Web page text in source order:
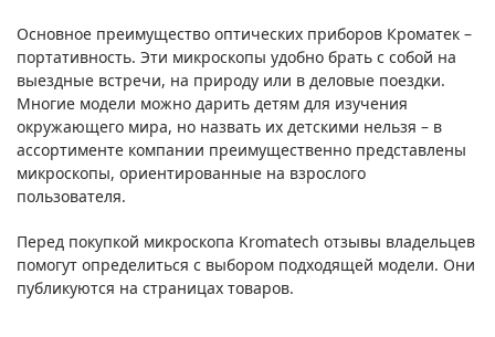
Основное преимущество оптических приборов Кроматек –
портативность. Эти микроскопы удобно брать с собой на
выездные встречи, на природу или в деловые поездки.
Многие модели можно дарить детям для изучения
окружающего мира, но назвать их детскими нельзя – в
ассортименте компании преимущественно представлены
микроскопы, ориентированные на взрослого
пользователя.
Перед покупкой микроскопа Kromatech отзывы владельцев
помогут определиться с выбором подходящей модели. Они
публикуются на страницах товаров.